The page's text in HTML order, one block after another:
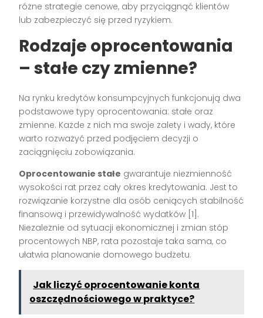
różne strategie cenowe, aby przyciągnąć klientów
lub zabezpieczyć się przed ryzykiem.
Rodzaje oprocentowania
– stałe czy zmienne?
Na rynku kredytów konsumpcyjnych funkcjonują dwa
podstawowe typy oprocentowania: stałe oraz
zmienne. Każde z nich ma swoje zalety i wady, które
warto rozważyć przed podjęciem decyzji o
zaciągnięciu zobowiązania.
Oprocentowanie stałe gwarantuje niezmienność
wysokości rat przez cały okres kredytowania. Jest to
rozwiązanie korzystne dla osób ceniących stabilność
finansową i przewidywalność wydatków [1].
Niezależnie od sytuacji ekonomicznej i zmian stóp
procentowych NBP, rata pozostaje taka sama, co
ułatwia planowanie domowego budżetu.
Jak liczyć oprocentowanie konta
oszczędnościowego w praktyce?